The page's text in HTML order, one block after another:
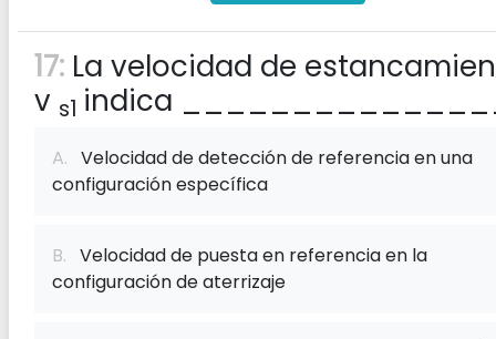
17: La velocidad de
v s1 indica
A. Velocidad de detección de referencia en una
configuración específica
B. Velocidad de puesta en referencia en la
configuración de aterrizaje